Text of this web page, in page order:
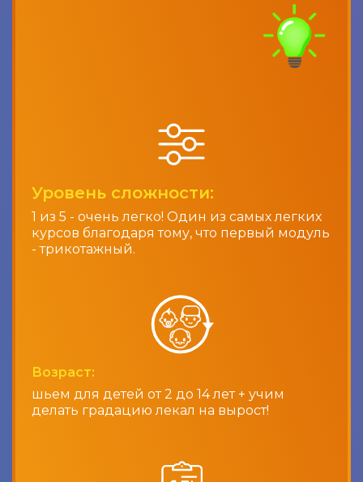
Уровень сложности:
1 из 5 - очень легко! Один из самых легких
курсов благодаря тому, что первый модуль
- трикотажный.
Возраст:
шьем для детей от 2 до 14 лет + учим
делать градацию лекал на вырост!